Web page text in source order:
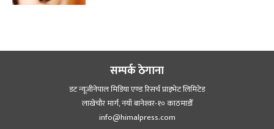
सम्पर्क ठेगाना
डट न्यूजीनेपाल मिडिया एण्ड रिसर्च प्राइभेट लिमिटेड
लाखेचौर मार्ग, नयाँ बानेश्‍वर-१० काठमाडौँ
info@himalpress.com